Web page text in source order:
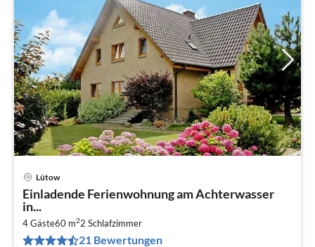
Lütow
Einladende Ferienwohnung am Achterwasser
in...
4 Gäste60 m22 Schlafzimmer
21 Bewertungen